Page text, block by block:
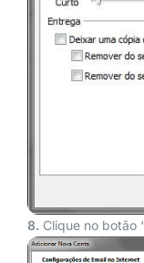
8. Clique no botão